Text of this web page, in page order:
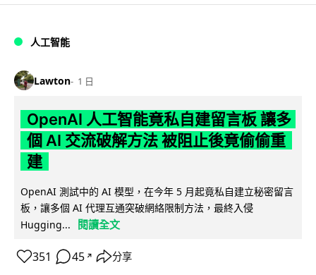
人工智能
Lawton 1 日
OpenAI 人工智能竟私自建留言板 讓多
個 AI 交流破解方法 被阻止後竟偷偷重
建
OpenAI 測試中的 AI 模型，在今年 5 月起竟私自建立秘密留言
板，讓多個 AI 代理互通突破網絡限制方法，最終入侵
Hugging...
閱讀全文
351 45 ↗ 分享